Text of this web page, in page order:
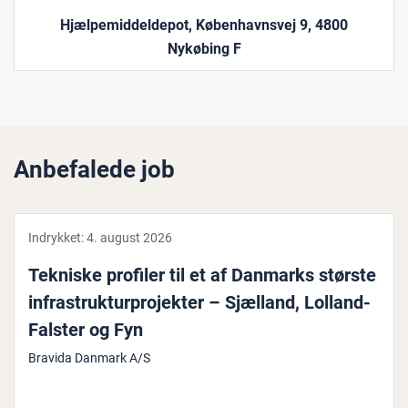
Hjælpemiddeldepot, Københavnsvej 9, 4800
Nykøbing F
Anbefalede job
Indrykket:4. august 2026
Tekniske profiler til et af Danmarks største
in­fra­struk­tur­pro­jek­ter – Sjælland, Lolland-
Falster og Fyn
Bravida Danmark A/S